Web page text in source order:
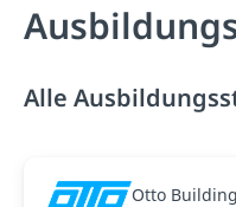
Alle
Otto